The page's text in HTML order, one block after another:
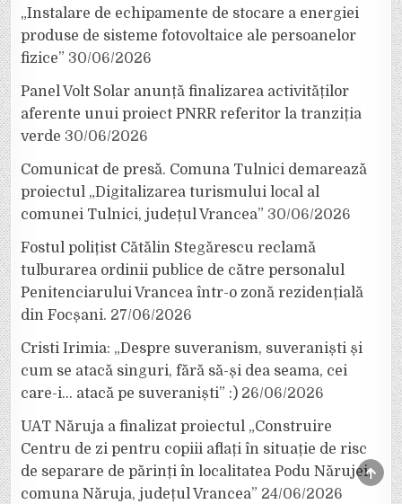
„Instalare de echipamente de stocare a energiei
produse de sisteme fotovoltaice ale persoanelor
fizice” 30/06/2026
Panel Volt Solar anunță finalizarea activităților
aferente unui proiect PNRR referitor la tranziția
verde 30/06/2026
Comunicat de presă. Comuna Tulnici demarează
proiectul „Digitalizarea turismului local al
comunei Tulnici, județul Vrancea” 30/06/2026
Fostul polițist Cătălin Stegărescu reclamă
tulburarea ordinii publice de către personalul
Penitenciarului Vrancea într-o zonă rezidențială
din Focșani. 27/06/2026
Cristi Irimia: „Despre suveranism, suveraniști și
cum se atacă singuri, fără să-și dea seama, cei
care-i… atacă pe suveraniști” :) 26/06/2026
UAT Năruja a finalizat proiectul „Construire
Centru de zi pentru copiii aflați în situație de risc
de separare de părinți în localitatea Podu Nărujei,
comuna Năruja, județul Vrancea” 24/06/2026
TO
TOP